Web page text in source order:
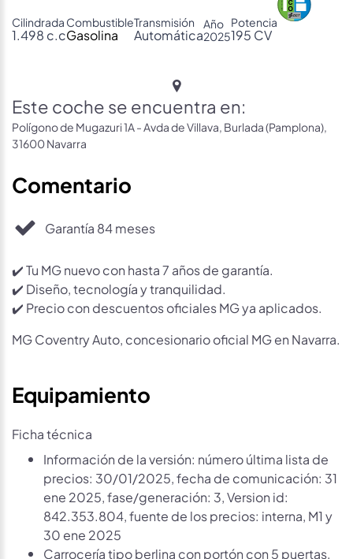
Cilindrada
1.498 c.c
Combustible
Gasolina
Transmisión
Automática
Año
2025
Potencia
195 CV
Este coche se encuentra en:
Polígono de Mugazuri 1A - Avda de Villava, Burlada (Pamplona),
31600 Navarra
Comentario
Garantía 84 meses
✔️ Tu MG nuevo con hasta 7 años de garantía.
✔️ Diseño, tecnología y tranquilidad.
✔️ Precio con descuentos oficiales MG ya aplicados.
MG Coventry Auto, concesionario oficial MG en Navarra.
Equipamiento
Ficha técnica
Información de la versión: número última lista de
precios: 30/01/2025, fecha de comunicación: 31
ene 2025, fase/generación: 3, Version id:
842.353.804, fuente de los precios: interna, M1 y
30 ene 2025
Carrocería tipo berlina con portón con 5 puertas,